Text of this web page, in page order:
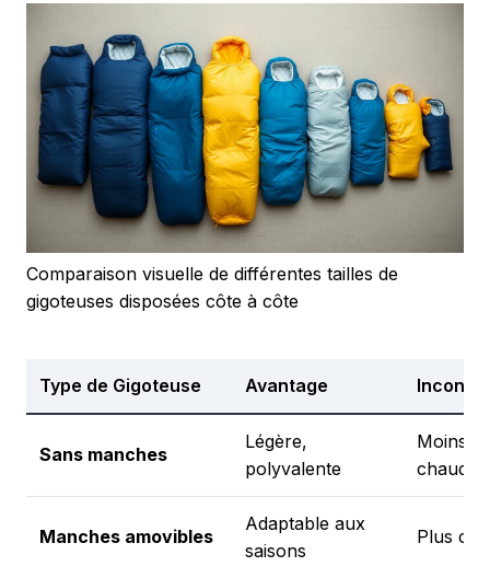
Comparaison visuelle de différentes tailles de
gigoteuses disposées côte à côte
Type de Gigoteuse Avantage
Sans manches
Légère,
polyvalente
Moins
chaude
Manches amovibles
Adaptable aux
saisons
Plus